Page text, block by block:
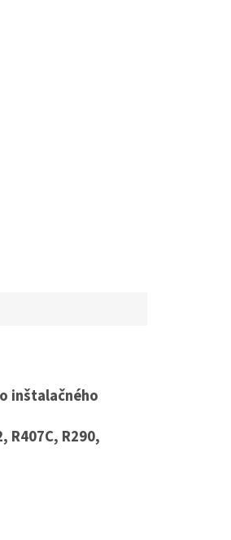
inštalačného
R407C, R290,